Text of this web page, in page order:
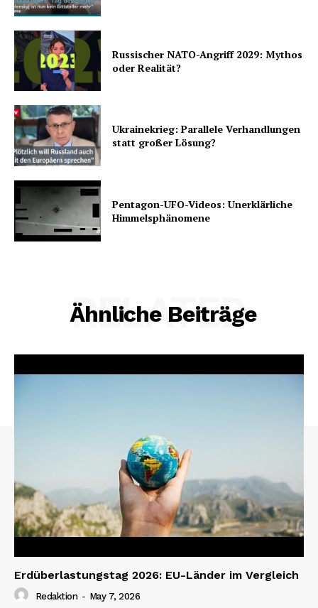
Russischer NATO-Angriff 2029: Mythos
oder Realität?
Ukrainekrieg: Parallele Verhandlungen
statt großer Lösung?
Pentagon-UFO-Videos: Unerklärliche
Himmelsphänomene
Ähnliche Beiträge
RELATED
Erdüberlastungstag 2026: EU-Länder im Vergleich
Redaktion - May 7, 2026